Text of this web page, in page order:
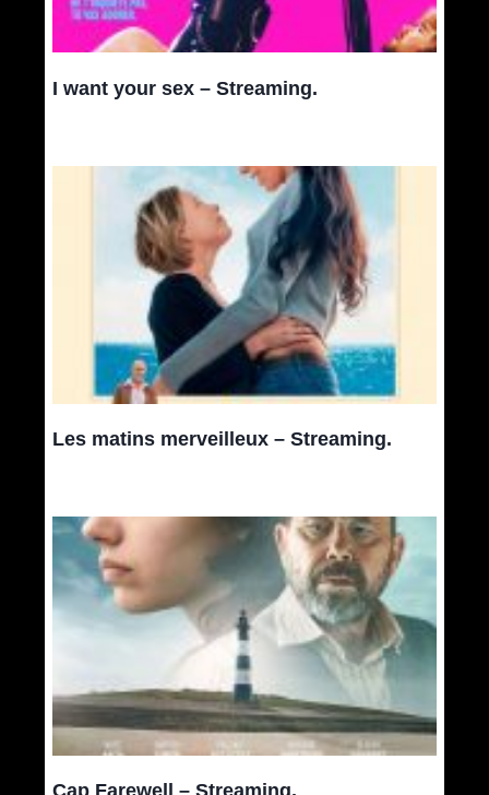
I want your sex – Streaming.
Les matins merveilleux – Streaming.